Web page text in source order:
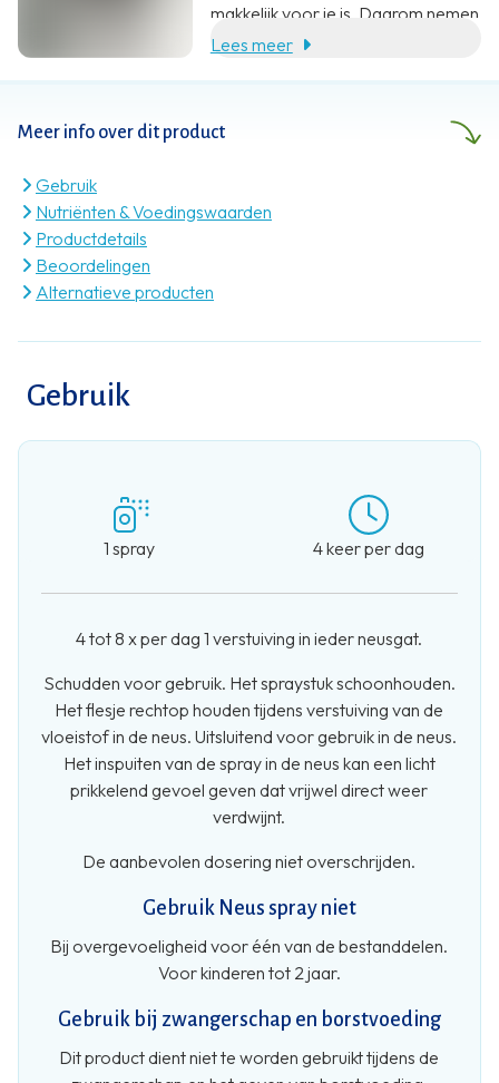
Meer info over dit product
Gebruik
Nutriënten & Voedingswaarden
Productdetails
Beoordelingen
Alternatieve producten
Gebruik
1 spray 4 keer per dag
4 tot 8 x per dag 1 verstuiving in ieder neusgat.
Schudden voor gebruik. Het spraystuk schoonhouden.
Het flesje rechtop houden tijdens verstuiving van de
vloeistof in de neus. Uitsluitend voor gebruik in de neus.
Het inspuiten van de spray in de neus kan een licht
prikkelend gevoel geven dat vrijwel direct weer
verdwijnt.
De aanbevolen dosering niet overschrijden.
Gebruik Neus spray niet
Bij overgevoeligheid voor één van de bestanddelen.
Voor kinderen tot 2 jaar.
Gebruik bij zwangerschap en borstvoeding
Dit product dient niet te worden gebruikt tijdens de
makkelijk voor je is. Daarom nemen
wij jou heel graag wat werk uit
Lees meer